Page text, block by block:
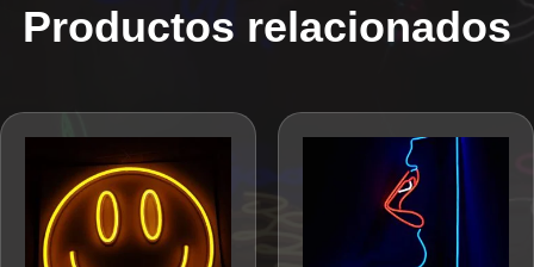
Productos relacionados